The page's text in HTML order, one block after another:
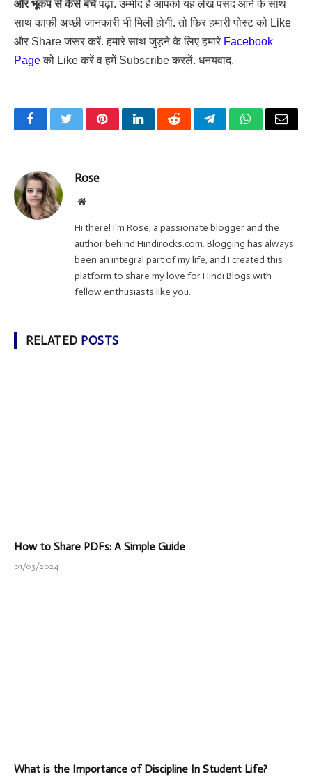
और भूकंप से कैसे बचेंपढ़ा. उम्मीद है आपको यह लेख पसंद आने के साथ
साथ काफी अच्छी जानकारी भी मिली होगी. तो फिर हमारी पोस्ट को Like
और Share जरूर करें. हमारे साथ जुड़ने के लिए हमारे Facebook
Pageको Like करें व हमें Subscribe करलें. धनयवाद.
FacebookTwitterPinterestLinkedInRedditTelegramWhatsApp
Email
Rose
Website
Hi there! I'm Rose, a passionate blogger and the
author behind Hindirocks.com. Blogging has always
been an integral part of my life, and I created this
platform to share my love for Hindi Blogs with
fellow enthusiasts like you.
RELATED POSTS
How to Share PDFs: A Simple Guide
01/03/2024
What is the Importance of Discipline In Student Life?